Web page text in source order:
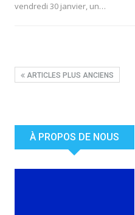
vendredi 30 janvier, un…
ARTICLES PLUS ANCIENS
À PROPOS DE NOUS